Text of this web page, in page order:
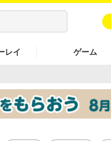
レイ ゲーム